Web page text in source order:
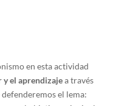
en esta actividad
y el aprendizajea través
el lema: